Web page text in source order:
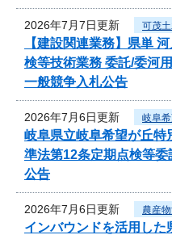
2026年7月7日更新 可茂
【建設関連業務】県単
検等技術業務 委託/委河
一般競争入札公告
2026年7月6日更新 岐阜
岐阜県立岐阜希望が丘特
準法第12条定期点検等
公告
2026年7月6日更新 農産
インバウンドを活用した